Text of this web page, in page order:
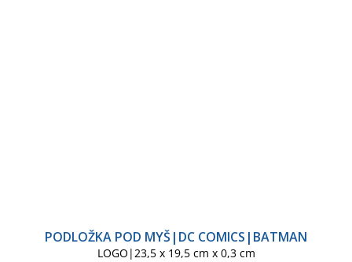
PODLOŽKA POD MYŠ|DC COMICS|BATMAN
LOGO|23,5 x 19,5 cm x 0,3 cm